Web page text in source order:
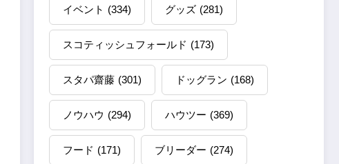
イベント (334) グッズ (281)
スコティッシュフォールド (173)
スタパ齋藤 (301) ドッグラン (168)
ノウハウ (294) ハウツー (369)
フード (171) ブリーダー (274)